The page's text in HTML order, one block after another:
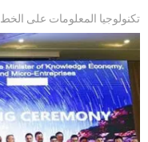
تكنولوجيا المعلومات على الخط